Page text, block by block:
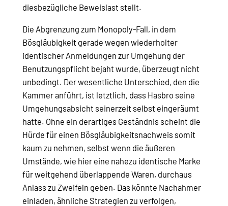
diesbezügliche Beweislast stellt.
Die Abgrenzung zum Monopoly-Fall, in dem
Bösgläubigkeit gerade wegen wiederholter
identischer Anmeldungen zur Umgehung der
Benutzungspflicht bejaht wurde, überzeugt nicht
unbedingt. Der wesentliche Unterschied, den die
Kammer anführt, ist letztlich, dass Hasbro seine
Umgehungsabsicht seinerzeit selbst eingeräumt
hatte. Ohne ein derartiges Geständnis scheint die
Hürde für einen Bösgläubigkeitsnachweis somit
kaum zu nehmen, selbst wenn die äußeren
Umstände, wie hier eine nahezu identische Marke
für weitgehend überlappende Waren, durchaus
Anlass zu Zweifeln geben. Das könnte Nachahmer
einladen, ähnliche Strategien zu verfolgen,